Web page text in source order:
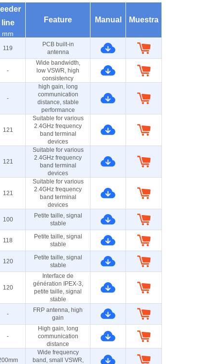
line
mm
Feature Manual Muestra
119
PCB built-in
antenna
-
Wide bandwidth,
low VSWR, high
consistency
-
high gain, long
communication
distance, stable
performance
121
Suitable for various
2.4GHz frequency
band terminal
devices
121
Suitable for various
2.4GHz frequency
band terminal
devices
121
Suitable for various
2.4GHz frequency
band terminal
devices
100
Petite taille, signal
stable
118
Petite taille, signal
stable
120
Petite taille, signal
stable
120
Interface de
génération IPEX-3,
petite taille, signal
stable
-
FRP antenna, high
gain
-
High gain, long
communication
distance
Wide frequency
band, small VSWR,